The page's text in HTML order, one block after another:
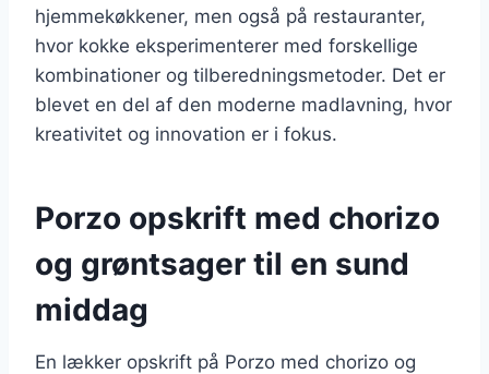
hjemmekøkkener, men også på restauranter,
hvor kokke eksperimenterer med forskellige
kombinationer og tilberedningsmetoder. Det er
blevet en del af den moderne madlavning, hvor
kreativitet og innovation er i fokus.
Porzo opskrift med chorizo
og grøntsager til en sund
middag
En lækker opskrift på Porzo med chorizo og